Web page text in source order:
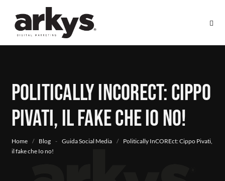
Politically InCOREct: Cippo
Pivati, il fake che Io no!
Home / Blog - Guida Social Media /
Politically InCOREct: Cippo Pivati,
il fake che Io no!